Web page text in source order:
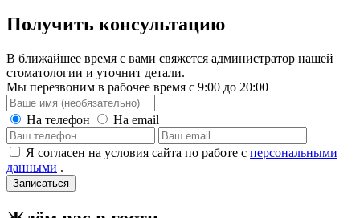
Получить консультацию
В ближайшее время с вами свяжется администратор нашей
стоматологии и уточнит детали.
Мы перезвоним в рабочее время с 9:00 до 20:00
На телефон На email
Я согласен на условия сайта по работе с персональными
данными .
Записаться